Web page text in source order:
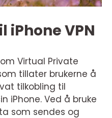
VPN
Virtual Private
tillater brukerne å
tilkobling til
iPhone. Ved å bruke
som sendes og